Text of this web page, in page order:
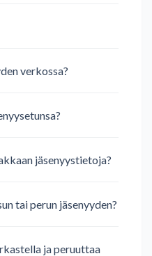
verkossa?
jäsenyystietoja?
tai perun jäsenyyden?
ja peruuttaa